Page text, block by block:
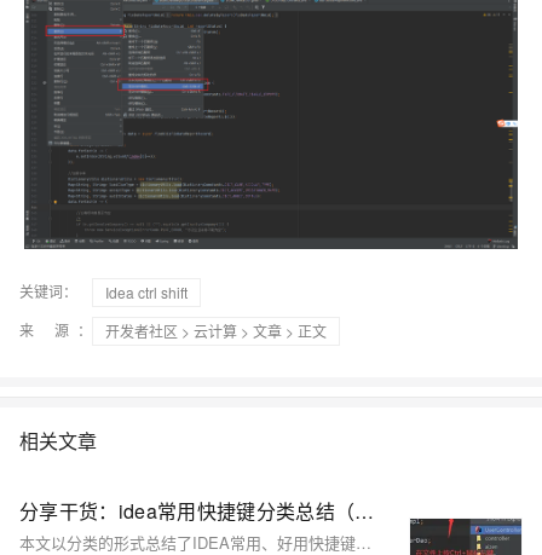
关键词：
Idea ctrl shift
来 源：
开发者社区 > 云计算 > 文章 > 正文
相关文章
分享干货：idea常用快捷键分类总结（适合速查~~建议收藏♥）
本文以分类的形式总结了IDEA常用、好用快捷键，全是干货~